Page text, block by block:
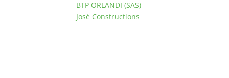
BTP ORLANDI (SAS)
José Constructions